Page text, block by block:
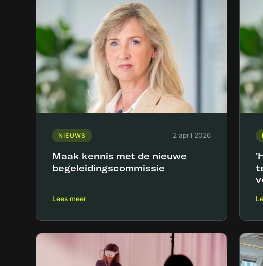
NIEUWS 2 april 2026
Maak kennis met de nieuwe
begeleidingscommissie
Lees meer →